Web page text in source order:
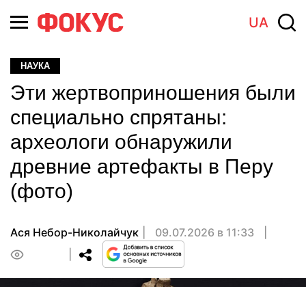
UA
НАУКА
Эти жертвоприношения были
специально спрятаны:
археологи обнаружили
древние артефакты в Перу
(фото)
Ася Небор-Николайчук
09.07.2026 в 11:33